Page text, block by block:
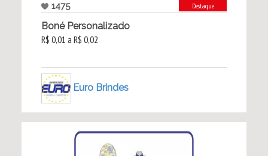
1475 Destaque
Boné Personalizado
R$ 0,01 a R$ 0,02
Euro Brindes